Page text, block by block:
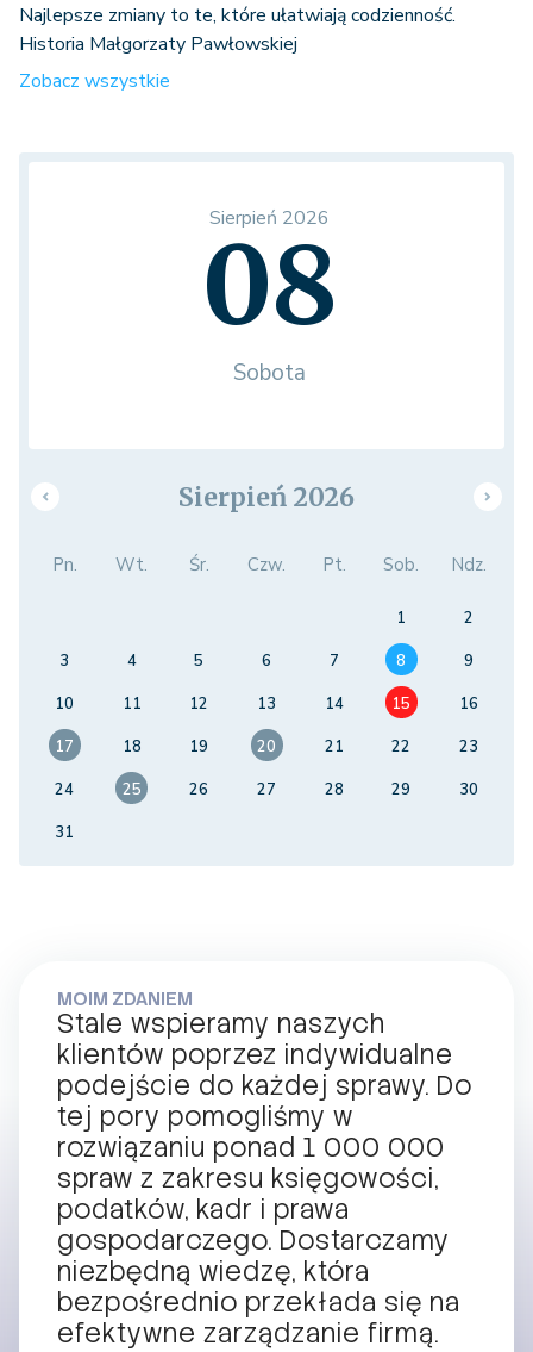
Najlepsze zmiany to te, które ułatwiają codzienność.
Historia Małgorzaty Pawłowskiej
Zobacz wszystkie
Sierpień 2026
08
Sobota
Sierpień 2026
Pn. Wt. Śr. Czw. Pt. Sob. Ndz.
1
2
3
4 5 6 7 8
9
10
11 12 13 14 15
16
17
18 19 20 21 22
23
24
25 26 27 28 29
30
31
MOIM ZDANIEM
Stale wspieramy naszych
klientów poprzez indywidualne
podejście do każdej sprawy. Do
tej pory pomogliśmy w
rozwiązaniu ponad 1 000 000
spraw z zakresu księgowości,
podatków, kadr i prawa
gospodarczego. Dostarczamy
niezbędną wiedzę, która
bezpośrednio przekłada się na
efektywne zarządzanie firmą.